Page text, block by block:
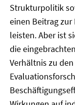
Strukturpolitik
einen Beitrag
leisten. Aber ist
die
Verhältnis zu